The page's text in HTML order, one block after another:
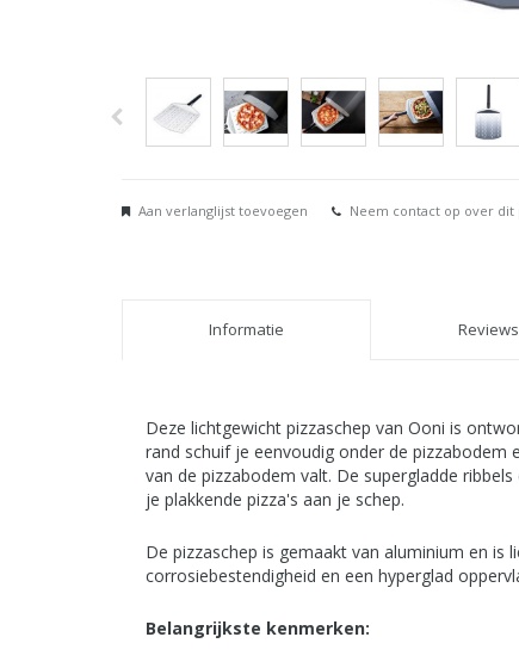
Aan verlanglijst toevoegen Neem contact op over
Informatie
Deze lichtgewicht pizzaschep van Ooni is
rand schuif je eenvoudig onder de
van de pizzabodem valt. De supergladde
je plakkende pizza's aan je schep.
De pizzaschep is gemaakt van aluminium en
corrosiebestendigheid en een hyperglad
Belangrijkste kenmerken: